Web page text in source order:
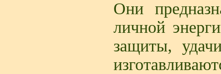
Они
личной
защиты,